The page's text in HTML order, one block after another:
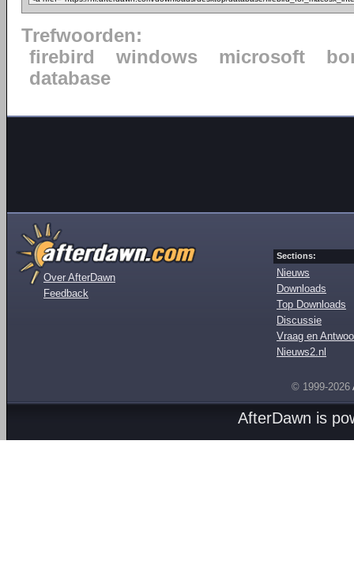
Trefwoorden:
firebird
windows microsoft
database
Over AfterDawn
Feedback
Sections:
Nieuws
Downloads
Top Downloads
Discussie
Vraag en
Nieuws2.nl
© 1999-2026
AfterDawn is